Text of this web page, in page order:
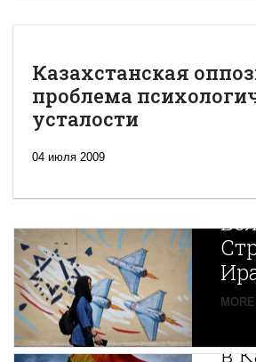
Казахстанская
проблема
усталости
04 июля 2009
в